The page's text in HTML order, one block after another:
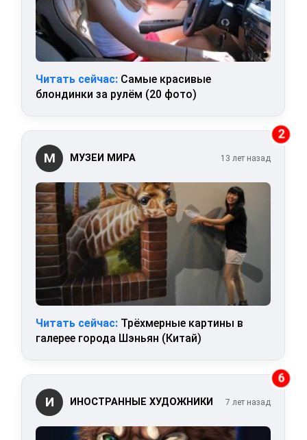
Читать сейчас: Самые красивые
блондинки за рулём (20 фото)
2
М МУЗЕИ МИРА 13 лет назад
Читать сейчас: Трёхмерные картины в
галерее города Шэньян (Китай)
6
И ИНОСТРАННЫЕ ХУДОЖНИКИ 7 лет назад